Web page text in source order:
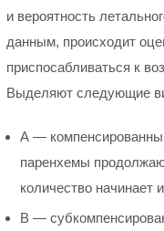
и вероятность
данным, происходит
приспосабливаться к
Выделяют следующие
А —
паренхемы
количество начинает
В —